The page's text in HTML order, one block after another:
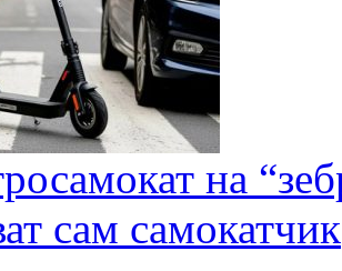
на
сам самокатчик